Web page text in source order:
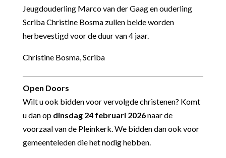
Jeugdouderling Marco van der Gaag en ouderling
Scriba Christine Bosma zullen beide worden
herbevestigd voor de duur van 4 jaar.
Christine Bosma, Scriba
Open Doors
Wilt u ook bidden voor vervolgde christenen? Komt
u dan op dinsdag 24 februari 2026naar de
voorzaal van de Pleinkerk. We bidden dan ook voor
gemeenteleden die het nodig hebben.